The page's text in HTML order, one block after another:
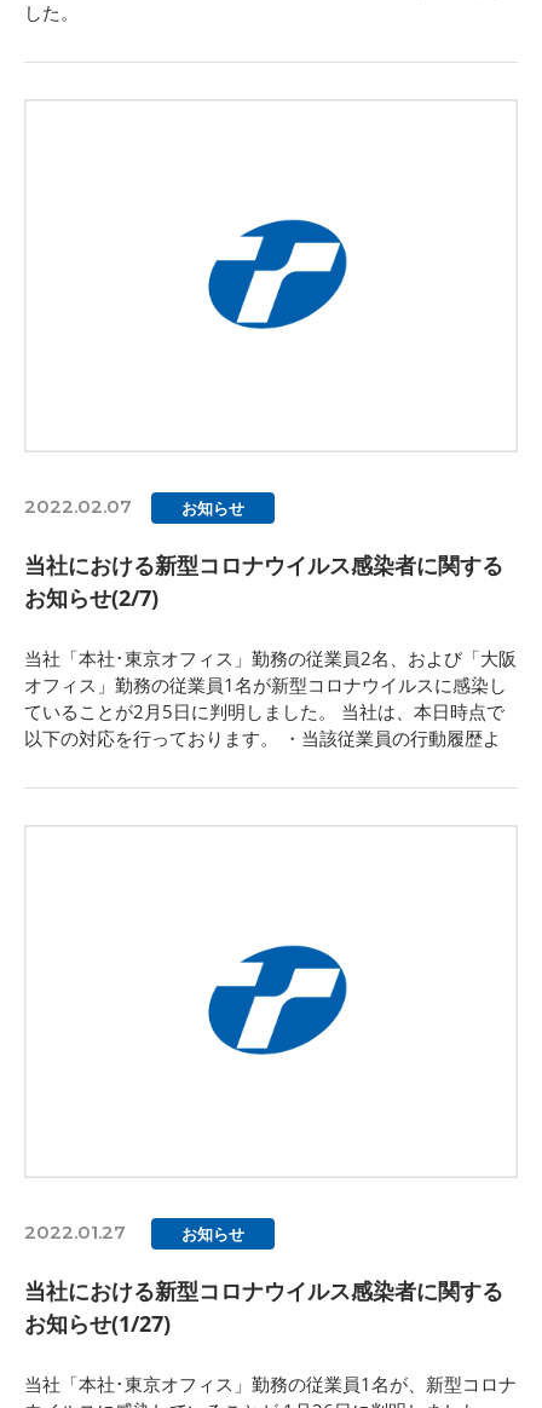
した。
2022.02.07 お知らせ
当社における新型コロナウイルス感染者に関する
お知らせ(2/7)
当社「本社･東京オフィス」勤務の従業員2名、および「大阪
オフィス」勤務の従業員1名が新型コロナウイルスに感染し
ていることが2月5日に判明しました。 当社は、本日時点で
以下の対応を行っております。 ・当該従業員の行動履歴よ
2022.01.27 お知らせ
当社における新型コロナウイルス感染者に関する
お知らせ(1/27)
当社「本社･東京オフィス」勤務の従業員1名が、新型コロナ